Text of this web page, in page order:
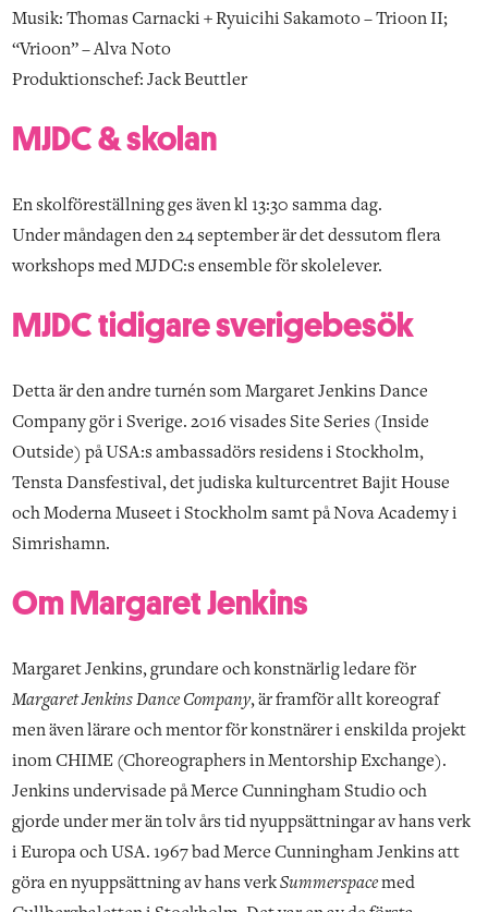
Musik: Thomas Carnacki + Ryuicihi Sakamoto – Trioon II;
“Vrioon” – Alva Noto
Produktionschef: Jack Beuttler
MJDC & skolan
En skolföreställning ges även kl 13:30 samma dag.
Under måndagen den 24 september är det dessutom flera
workshops med MJDC:s ensemble för skolelever.
MJDC tidigare sverigebesök
Detta är den andre turnén som Margaret Jenkins Dance
Company gör i Sverige. 2016 visades Site Series (Inside
Outside) på USA:s ambassadörs residens i Stockholm,
Tensta Dansfestival, det judiska kulturcentret Bajit House
och Moderna Museet i Stockholm samt på Nova Academy i
Simrishamn.
Om Margaret Jenkins
Margaret Jenkins, grundare och konstnärlig ledare för
Margaret Jenkins Dance Company, är framför allt koreograf
men även lärare och mentor för konstnärer i enskilda projekt
inom CHIME (Choreographers in Mentorship Exchange).
Jenkins undervisade på Merce Cunningham Studio och
gjorde under mer än tolv års tid nyuppsättningar av hans verk
i Europa och USA. 1967 bad Merce Cunningham Jenkins att
göra en nyuppsättning av hans verkSummerspacemed